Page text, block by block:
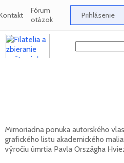
Fórum
otázok Prihlásenie
Mimoriadna ponuka autorského
grafického listu akademického
výročiu úmrtia Pavla Országha